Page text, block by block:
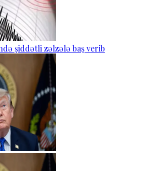
şiddətli zəlzələ baş verib